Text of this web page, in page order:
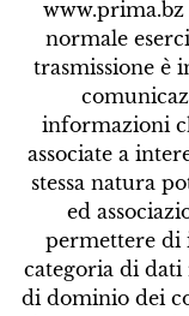
www.prima.bz
normale
trasmissione è
informazioni
associate a
stessa natura
ed
permettere di
categoria di
di dominio dei